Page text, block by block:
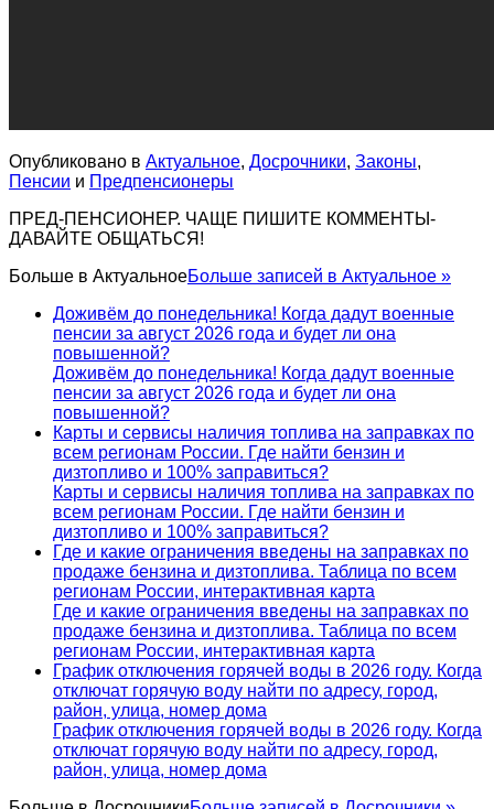
Опубликовано в Актуальное, Досрочники, Законы,
Пенсии и Предпенсионеры
ПРЕД-ПЕНСИОНЕР. ЧАЩЕ ПИШИТЕ КОММЕНТЫ-
ДАВАЙТЕ ОБЩАТЬСЯ!
Больше в АктуальноеБольше записей в Актуальное »
Доживём до понедельника! Когда дадут военные
пенсии за август 2026 года и будет ли она
повышенной?
Доживём до понедельника! Когда дадут военные
пенсии за август 2026 года и будет ли она
повышенной?
Карты и сервисы наличия топлива на заправках по
всем регионам России. Где найти бензин и
дизтопливо и 100% заправиться?
Карты и сервисы наличия топлива на заправках по
всем регионам России. Где найти бензин и
дизтопливо и 100% заправиться?
Где и какие ограничения введены на заправках по
продаже бензина и дизтоплива. Таблица по всем
регионам России, интерактивная карта
Где и какие ограничения введены на заправках по
продаже бензина и дизтоплива. Таблица по всем
регионам России, интерактивная карта
График отключения горячей воды в 2026 году. Когда
отключат горячую воду найти по адресу, город,
район, улица, номер дома
График отключения горячей воды в 2026 году. Когда
отключат горячую воду найти по адресу, город,
район, улица, номер дома